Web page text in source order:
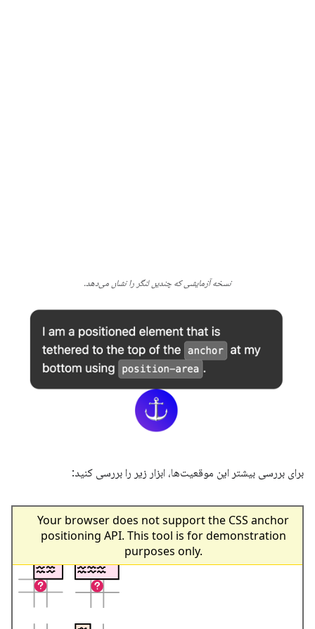
نسخه آزمایشی که چندین لنگر را نشان می‌دهد.
برای بررسی بیشتر این موقعیت‌ها، ابزار زیر را بررسی کنید: